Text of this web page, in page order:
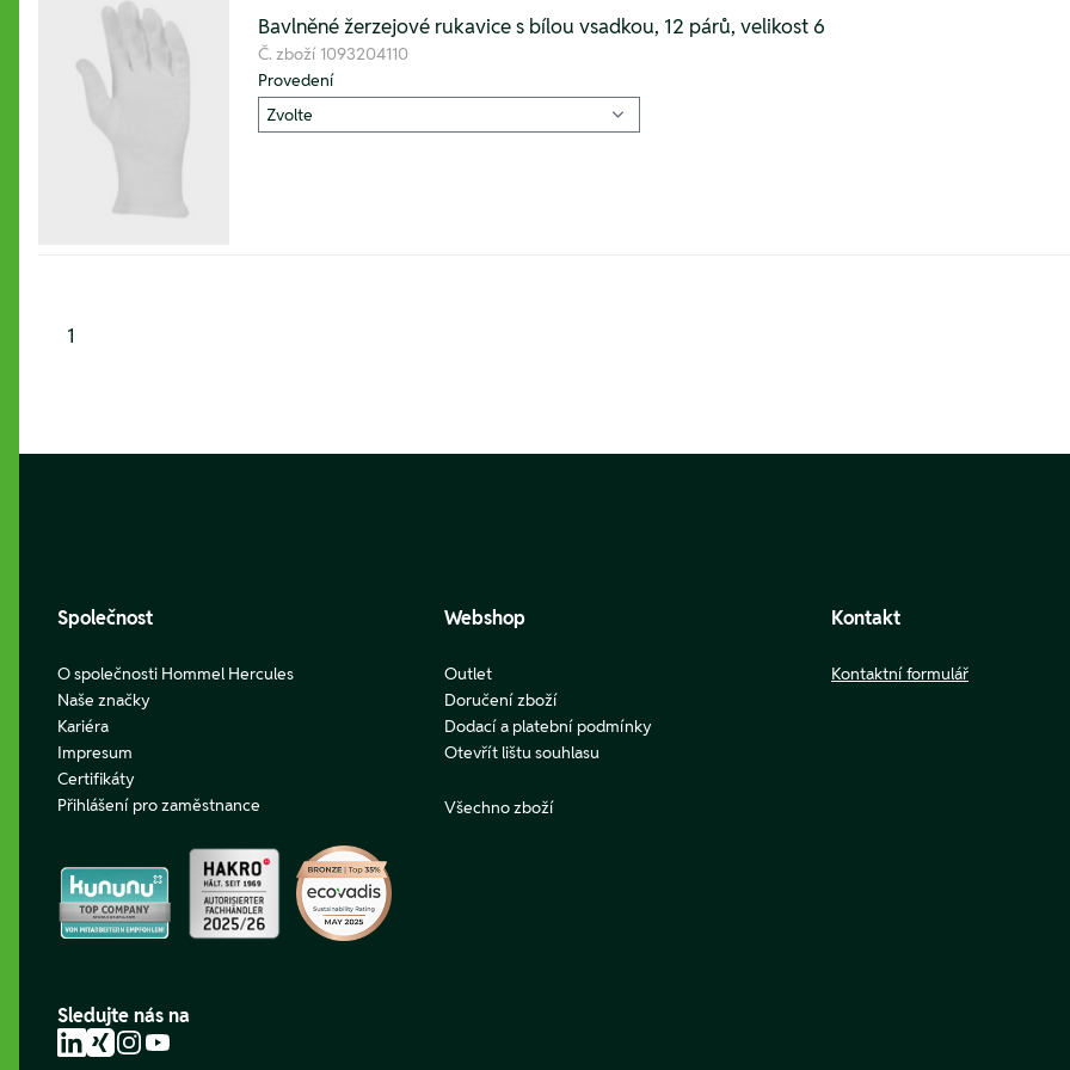
Bavlněné žerzejové rukavice s bílou vsadkou, 12 párů, velikost 6
Č. zboží 1093204110
Provedení
1
Společnost
O společnosti Hommel Hercules
Naše značky
Kariéra
Impresum
Certifikáty
Přihlášení pro zaměstnance
Webshop
Outlet
Doručení zboží
Dodací a platební podmínky
Otevřít lištu souhlasu
Všechno zboží
Kontakt
Kontaktní formulář
Sledujte nás na
LinkedIn
XingInstagram
YouTube